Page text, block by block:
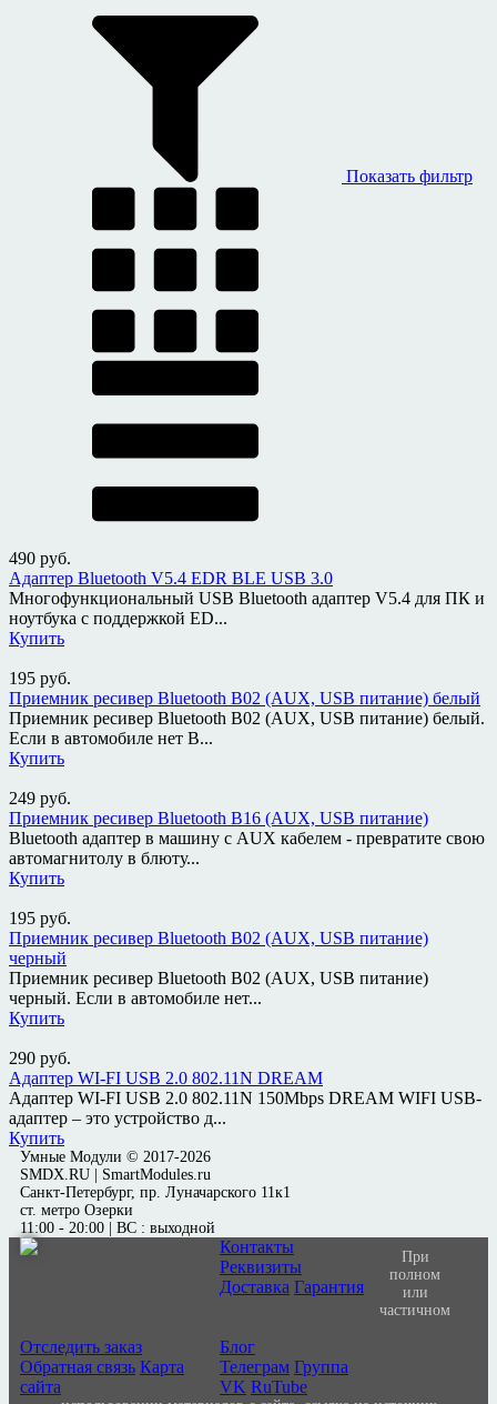
Показать фильтр
490 руб.
Адаптер Bluetooth V5.4 EDR BLE USB 3.0
Многофункциональный USB Bluetooth адаптер V5.4 для ПК и
ноутбука с поддержкой ED...
Купить
195 руб.
Приемник ресивер Bluetooth B02 (AUX, USB питание) белый
Приемник ресивер Bluetooth B02 (AUX, USB питание) белый.
Если в автомобиле нет B...
Купить
249 руб.
Приемник ресивер Bluetooth B16 (AUX, USB питание)
Bluetooth адаптер в машину с AUX кабелем - превратите свою
автомагнитолу в блюту...
Купить
195 руб.
Приемник ресивер Bluetooth B02 (AUX, USB питание)
черный
Приемник ресивер Bluetooth B02 (AUX, USB питание)
черный. Если в автомобиле нет...
Купить
290 руб.
Адаптер WI-FI USB 2.0 802.11N DREAM
Адаптер WI-FI USB 2.0 802.11N 150Mbps DREAM WIFI USB-
адаптер – это устройство д...
Купить
Умные Модули © 2017-2026
SMDX.RU | SmartModules.ru
Санкт-Петербург, пр. Луначарского 11к1
ст. метро Озерки
11:00 - 20:00 | ВС : выходной
Контакты
Реквизиты
Доставка Гарантия
Отследить заказ
Обратная связь Карта
сайта
Блог
Телеграм Группа
VK RuTube
При
полном
или
частичном